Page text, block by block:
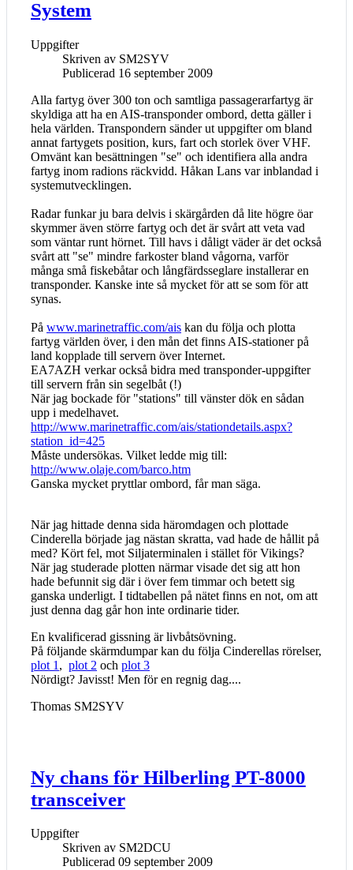
System
Uppgifter
Skriven av SM2SYV
Publicerad 16 september 2009
Alla fartyg över 300 ton och samtliga passagerarfartyg är
skyldiga att ha en AIS-transponder ombord, detta gäller i
hela världen. Transpondern sänder ut uppgifter om bland
annat fartygets position, kurs, fart och storlek över VHF.
Omvänt kan besättningen "se" och identifiera alla andra
fartyg inom radions räckvidd. Håkan Lans var inblandad i
systemutvecklingen.
Radar funkar ju bara delvis i skärgården då lite högre öar
skymmer även större fartyg och det är svårt att veta vad
som väntar runt hörnet. Till havs i dåligt väder är det också
svårt att "se" mindre farkoster bland vågorna, varför
många små fiskebåtar och långfärdsseglare installerar en
transponder. Kanske inte så mycket för att se som för att
synas.
På www.marinetraffic.com/ais kan du följa och plotta
fartyg världen över, i den mån det finns AIS-stationer på
land kopplade till servern över Internet.
EA7AZH verkar också bidra med transponder-uppgifter
till servern från sin segelbåt (!)
När jag bockade för "stations" till vänster dök en sådan
upp i medelhavet.
http://www.marinetraffic.com/ais/stationdetails.aspx?
station_id=425
Måste undersökas. Vilket ledde mig till:
http://www.olaje.com/barco.htm
Ganska mycket pryttlar ombord, får man säga.
När jag hittade denna sida häromdagen och plottade
Cinderella började jag nästan skratta, vad hade de hållit på
med? Kört fel, mot Siljaterminalen i stället för Vikings?
När jag studerade plotten närmar visade det sig att hon
hade befunnit sig där i över fem timmar och betett sig
ganska underligt. I tidtabellen på nätet finns en not, om att
just denna dag går hon inte ordinarie tider.
En kvalificerad gissning är livbåtsövning.
På följande skärmdumpar kan du följa Cinderellas rörelser,
plot 1 , plot 2 och plot 3
Nördigt? Javisst! Men för en regnig dag....
Thomas SM2SYV
Ny chans för Hilberling PT-8000
transceiver
Uppgifter
Skriven av SM2DCU
Publicerad 09 september 2009